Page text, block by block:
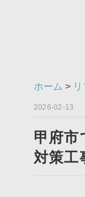
ホーム >
2026-02-13
甲府市
対策工